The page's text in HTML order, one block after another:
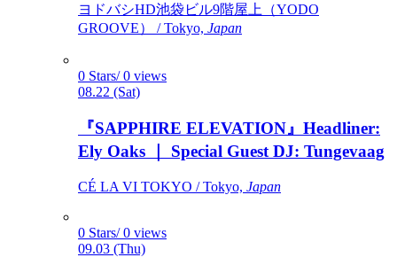
ヨドバシHD池袋ビル9階屋上（YODO
GROOVE） / Tokyo, Japan
0 Stars/ 0 views
08.22 (Sat)
『SAPPHIRE ELEVATION』Headliner:
Ely Oaks ｜ Special Guest DJ: Tungevaag
CÉ LA VI TOKYO / Tokyo, Japan
0 Stars/ 0 views
09.03 (Thu)